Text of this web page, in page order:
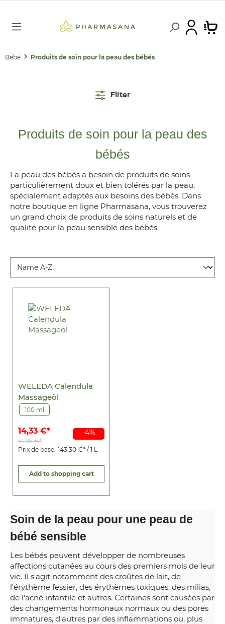
Bébé Produits de soin pour la peau des bébés
Filter
Produits de soin pour la peau des
bébés
La peau des bébés a besoin de produits de soins
particulièrement doux et bien tolérés par la peau,
spécialement adaptés aux besoins des bébés. Dans
notre boutique en ligne Pharmasana, vous trouverez
un grand choix de produits de soins naturels et de
qualité pour la peau sensible des bébés
-4%
WELEDA Calendula
Massageöl
100 ml
14,33 €*
14,95 €*
Prix de base: 143,30 €* / 1 L
Add to shopping cart
Soin de la peau pour une peau de
bébé sensible
Les bébés peuvent développer de nombreuses
affections cutanées au cours des premiers mois de leur
vie. Il s'agit notamment des croûtes de lait, de
l'érythème fessier, des érythèmes toxiques, des milias,
de l'acné infantile et autres. Certaines sont causées par
des changements hormonaux normaux ou des pores
immatures, d'autres par des inflammations ou, plus